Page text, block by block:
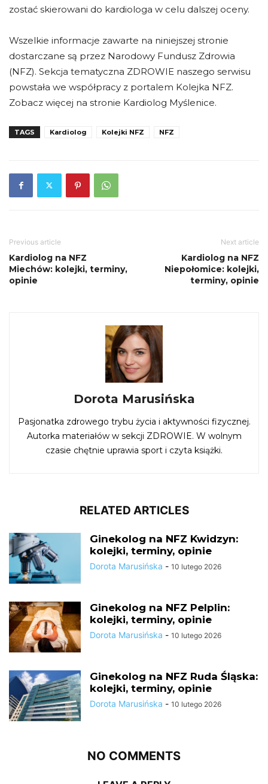
zostać skierowani do kardiologa w celu dalszej oceny.
Wszelkie informacje zawarte na niniejszej stronie
dostarczane są przez Narodowy Fundusz Zdrowia
(NFZ). Sekcja tematyczna ZDROWIE naszego serwisu
powstała we współpracy z portalem Kolejka NFZ.
Zobacz więcej na stronie Kardiolog Myślenice.
TAGS Kardiolog Kolejki NFZ NFZ
Previous article
Kardiolog na NFZ
Miechów: kolejki, terminy,
opinie
Next article
Kardiolog na NFZ
Niepołomice: kolejki,
terminy, opinie
Dorota Marusińska
Pasjonatka zdrowego trybu życia i aktywności fizycznej.
Autorka materiałów w sekcji ZDROWIE. W wolnym
czasie chętnie uprawia sport i czyta książki.
RELATED ARTICLES
Ginekolog na NFZ Kwidzyn:
kolejki, terminy, opinie
Dorota Marusińska - 10 lutego 2026
Ginekolog na NFZ Pelplin:
kolejki, terminy, opinie
Dorota Marusińska - 10 lutego 2026
Ginekolog na NFZ Ruda Śląska:
kolejki, terminy, opinie
Dorota Marusińska - 10 lutego 2026
NO COMMENTS